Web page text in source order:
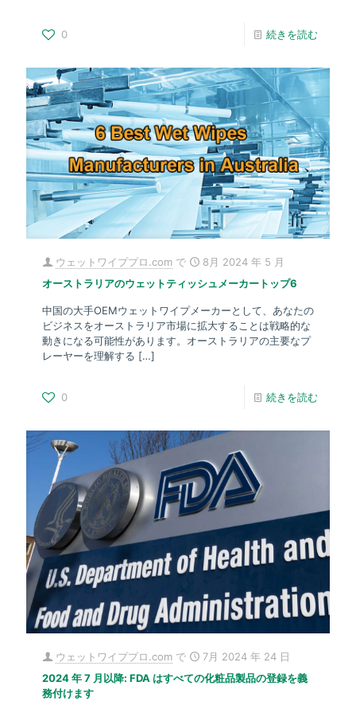
0 続きを読む
ウェットワイププロ.com で
8月 2024 年 5 月
オーストラリアのウェットティッシュメーカートップ6
中国の大手OEMウェットワイプメーカーとして、あなたの
ビジネスをオーストラリア市場に拡大することは戦略的な
動きになる可能性があります。オーストラリアの主要なプ
レーヤーを理解する […]
0 続きを読む
ウェットワイププロ.com で
7月 2024 年 24 日
2024 年 7 月以降: FDA はすべての化粧品製品の登録を義
務付けます